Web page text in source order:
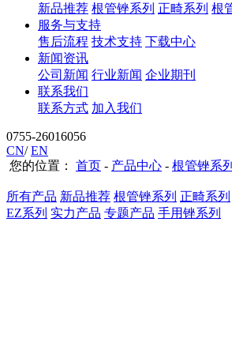
新品推荐 根管锉系列 正畸系列 根
服务与支持
售后流程 技术支持 下载中心
新闻资讯
公司新闻 行业新闻 企业期刊
联系我们
联系方式 加入我们
0755-26016056
CN/EN
您的位置：
首页 - 产品中心 - 根管锉系列
所有产品 新品推荐 根管锉系列 正畸系列
EZ系列 实力产品 专题产品 手用锉系列